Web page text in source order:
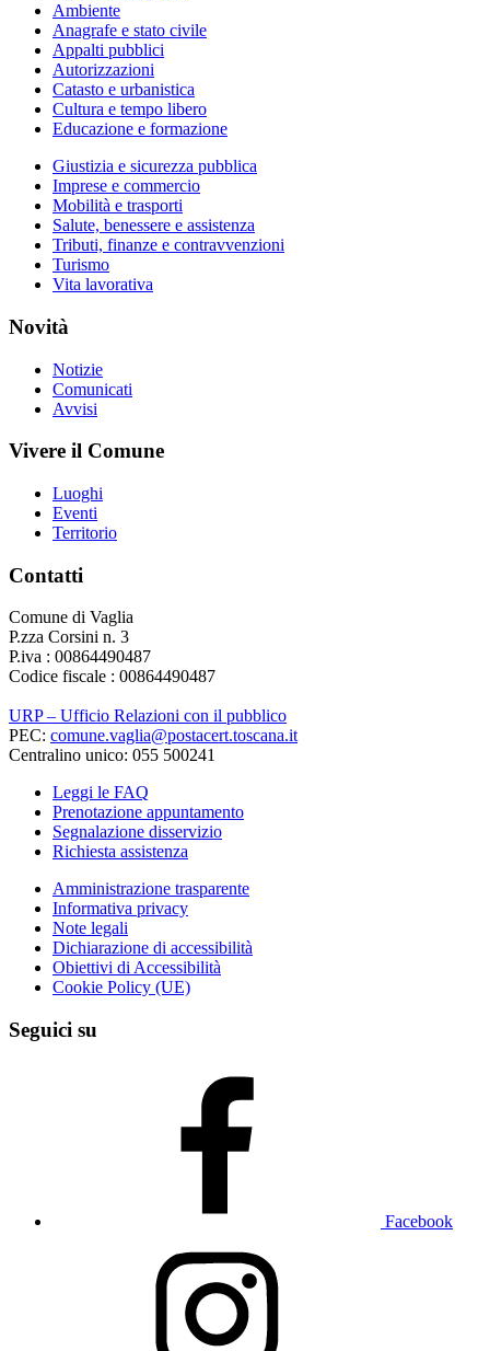
Ambiente
Anagrafe e stato civile
Appalti pubblici
Autorizzazioni
Catasto e urbanistica
Cultura e tempo libero
Educazione e formazione
Giustizia e sicurezza pubblica
Imprese e commercio
Mobilità e trasporti
Salute, benessere e assistenza
Tributi, finanze e contravvenzioni
Turismo
Vita lavorativa
Novità
Notizie
Comunicati
Avvisi
Vivere il Comune
Luoghi
Eventi
Territorio
Contatti
Comune di Vaglia
P.zza Corsini n. 3
P.iva : 00864490487
Codice fiscale : 00864490487
URP – Ufficio Relazioni con il pubblico
PEC: comune.vaglia@postacert.toscana.it
Centralino unico: 055 500241
Leggi le FAQ
Prenotazione appuntamento
Segnalazione disservizio
Richiesta assistenza
Amministrazione trasparente
Informativa privacy
Note legali
Dichiarazione di accessibilità
Obiettivi di Accessibilità
Cookie Policy (UE)
Seguici su
Facebook